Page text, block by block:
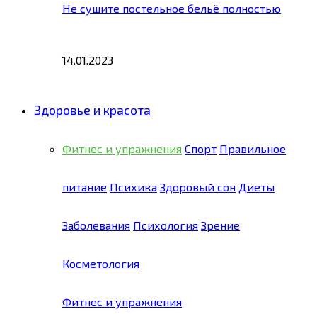
Не сушите постельное бельё полностью
14.01.2023
Здоровье и красота
Фитнес и упражнения Спорт Правильное
питание Психика Здоровый сон Диеты
Заболевания Психология Зрение
Косметология
Фитнес и упражнения